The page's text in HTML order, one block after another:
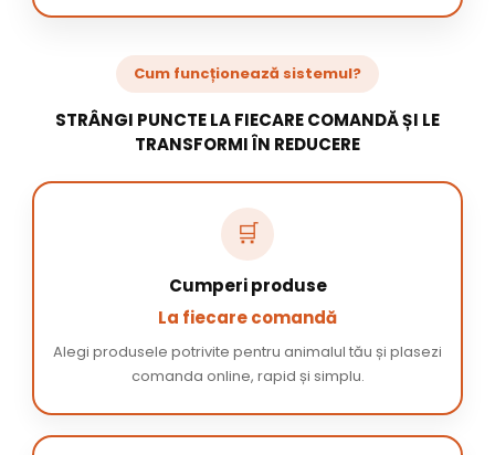
Cum funcționează sistemul?
STRÂNGI PUNCTE LA FIECARE COMANDĂ ȘI LE
TRANSFORMI ÎN REDUCERE
🛒
Cumperi produse
La fiecare comandă
Alegi produsele potrivite pentru animalul tău și plasezi
comanda online, rapid și simplu.